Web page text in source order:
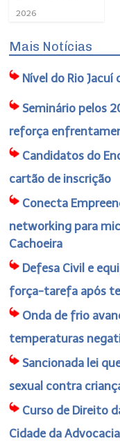
2026
Mais Notícias
Nível do Rio
Seminário pelos
reforça
Candidatos do
cartão de inscrição
Conecta
networking para
Cachoeira
Defesa Civil e
força-tarefa após
Onda de frio
temperaturas
Sancionada lei
sexual contra
Curso de Direito
Cidade da Advocacia